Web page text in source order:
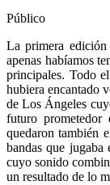
Público
La primera
apenas habíamos
principales. Todo
hubiera encantado
de Los Ángeles
futuro prometedor
quedaron también
bandas que jugaba
cuyo sonido
un resultado de lo